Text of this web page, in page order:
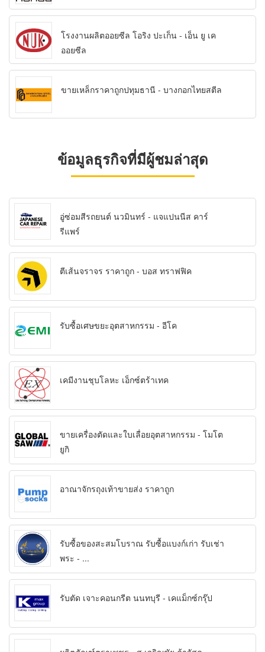
โรงงานผลิตออยซีล โอริง ปะเก็น - เอ็น ยู เค
ออยซีล
ขายเหล็กราคาถูกปทุมธานี - บางกอกไทยสตีล
ข้อมูลธุรกิจที่มีผู้ชมล่าสุด
อู่ซ่อมสีรถยนต์ นวมินทร์ - แจแปนนีส คาร์
รีแพร์
ตีเส้นจราจร ราคาถูก - บอส ทราฟฟิค
รับซื้อเศษขยะอุตสาหกรรม - อีโค
เคมีงานชุบโลหะ เอ็กซ์ตร้าเทค
ขายเครื่องตัดและใบเลื่อยอุตสาหกรรม - โมโต
ยูกิ
อาณาจักรถุงเท้าขายส่ง ราคาถูก
รับซื้อของสะสมโบราณ รับซื้อแบงก์เก่า รับเช่า
พระ - ...
รับตัด เจาะคอนกรีต นนทบุรี - เคแม็กซ์กรุ๊ป